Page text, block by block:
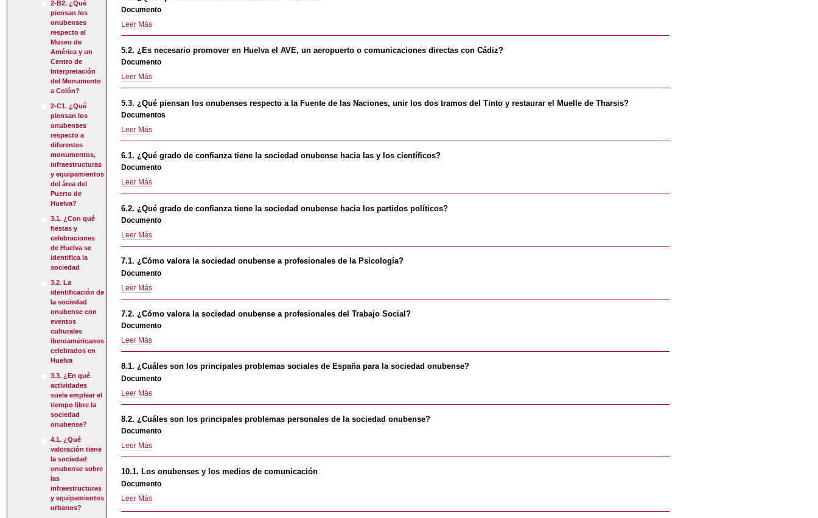
2-B2. ¿Qué
piensan los
onubenses
respecto al
Museo de
América y un
Centro de
Interpretación
del Monumento
a Colón?
2-C1. ¿Qué
piensan los
onubenses
respecto a
diferentes
monumentos,
infraestructuras
y equipamientos
del área del
Puerto de
Huelva?
3.1. ¿Con qué
fiestas y
celebraciones
de Huelva se
identifica la
sociedad
3.2. La
identificación de
la sociedad
onubense con
eventos
culturales
iberoamericanos
celebrados en
Huelva
3.3. ¿En qué
actividades
suele emplear el
tiempo libre la
sociedad
onubense?
4.1. ¿Qué
valoración tiene
la sociedad
onubense sobre
las
infraestructuras
y equipamientos
urbanos?
las
y
equipamientos
urbanos?
-
sociedad
onubense
los
equipamientos
de
-
Documento
5.1.
¿Qué
opinan
onubenses
sobre
Los
Cabezos?
-
Leer Más
5.2. ¿Es necesario promover en Huelva el AVE, un aeropuerto o comunicaciones directas con Cádiz?
Documento
5.2.
¿Es
necesario
promover
en
Huelva
el
AVE,
un
o
comunicaciones
directas
con
-
Leer Más
5.3. ¿Qué piensan los onubenses respecto a la Fuente de las Naciones, unir los dos tramos del Tinto y restaurar el Muelle de Tharsis?
Documentos
5.3.
¿Qué
piensan
onubenses
respecto
a
la
Fuente
las
Naciones,
unir
los
tramos
Tinto
y
restaurar
el
de
Tharsis?
-
Leer Más
6.1. ¿Qué grado de confianza tiene la sociedad onubense hacia las y los científicos?
Documento
6.1.
¿Qué
grado
confianza
tiene
la
sociedad
onubense
las
y
los
científicos?
Leer Más
6.2. ¿Qué grado de confianza tiene la sociedad onubense hacia los partidos políticos?
Documento
6.2.
¿Qué
grado
confianza
tiene
la
sociedad
onubense
los
políticos?
-
Leer Más
7.1. ¿Cómo valora la sociedad onubense a profesionales de la Psicología?
Documento
7.1.
¿Cómo
valora
sociedad
onubense
a
profesionales
de
Psicología?
-
Leer Más
7.2. ¿Cómo valora la sociedad onubense a profesionales del Trabajo Social?
Documento
7.2.
¿Cómo
valora
sociedad
onubense
a
profesionales
del
Social?
Leer Más
8.1. ¿Cuáles son los principales problemas sociales de España para la sociedad onubense?
Documento
8.1.
¿Cuáles
son
principales
problemas
sociales
de
España
la
sociedad
Leer Más
8.2. ¿Cuáles son los principales problemas personales de la sociedad onubense?
Documento
8.2.
¿Cuáles
son
principales
problemas
personales
Leer Más
10.1. Los onubenses y los medios de comunicación
Documento
10.1.
Leer Más